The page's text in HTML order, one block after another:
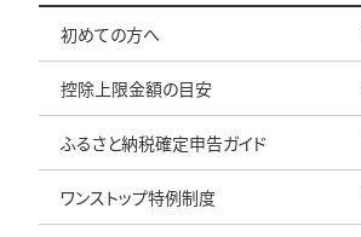
初めての方へ
控除上限金額の目安
ふるさと納税確定申告ガイド
ワンストップ特例制度